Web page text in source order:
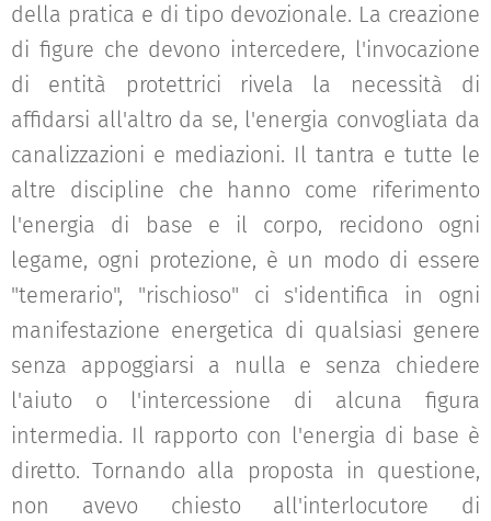
della pratica e di tipo devozionale. La creazione
di figure che devono intercedere, l'invocazione
di entità protettrici rivela la necessità di
affidarsi all'altro da se, l'energia convogliata da
canalizzazioni e mediazioni. Il tantra e tutte le
altre discipline che hanno come riferimento
l'energia di base e il corpo, recidono ogni
legame, ogni protezione, è un modo di essere
"temerario", "rischioso" ci s'identifica in ogni
manifestazione energetica di qualsiasi genere
senza appoggiarsi a nulla e senza chiedere
l'aiuto o l'intercessione di alcuna figura
intermedia. Il rapporto con l'energia di base è
diretto. Tornando alla proposta in questione,
non avevo chiesto all'interlocutore di